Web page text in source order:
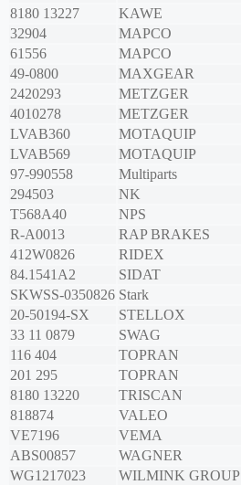
8180 13227
KAWE
32904
MAPCO
61556
MAPCO
49-0800
MAXGEAR
2420293
METZGER
4010278
METZGER
LVAB360
MOTAQUIP
LVAB569
MOTAQUIP
97-990558
Multiparts
294503
NK
T568A40
NPS
R-A0013
RAP BRAKES
412W0826
RIDEX
84.1541A2
SIDAT
SKWSS-0350826 Stark
20-50194-SX
STELLOX
33 11 0879
SWAG
116 404
TOPRAN
201 295
TOPRAN
8180 13220
TRISCAN
818874
VALEO
VE7196
VEMA
ABS00857
WAGNER
WG1217023
WILMINK GROUP